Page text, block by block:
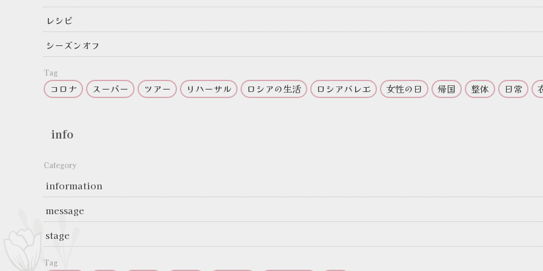
レシピ
シーズンオフ
Tag
コロナ スーパー ツアー リハーサル ロシアの生活 ロシアバレエ 女性の日 帰国 整体 日常
info
Category
information
message
stage
Tag